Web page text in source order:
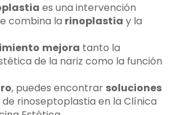
es una intervención
combina la rinoplastia y la
mejora tanto la
de la nariz como la función
, puedes encontrar soluciones
de rinoseptoplastia en la Clínica